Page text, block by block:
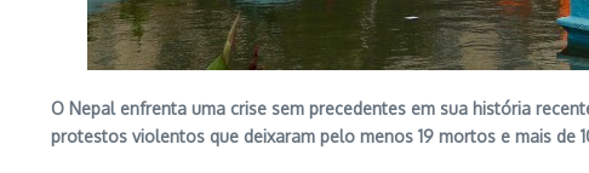
O Nepal enfrenta uma crise sem precedentes em sua história
protestos violentos que deixaram pelo menos 19 mortos e mais de